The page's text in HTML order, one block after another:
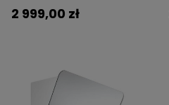
2 999,00 zł